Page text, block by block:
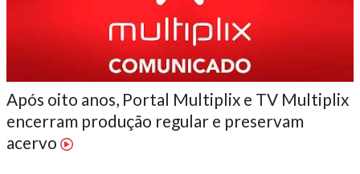
Após oito anos, Portal Multiplix e TV Multiplix
encerram produção regular e preservam
acervo